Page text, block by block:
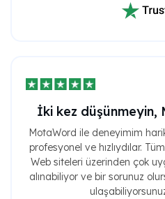
İki kez düşünmeyin,
MotaWord ile deneyimim
profesyonel ve hızlıydılar.
Web siteleri üzerinden çok
alınabiliyor ve bir sorunuz